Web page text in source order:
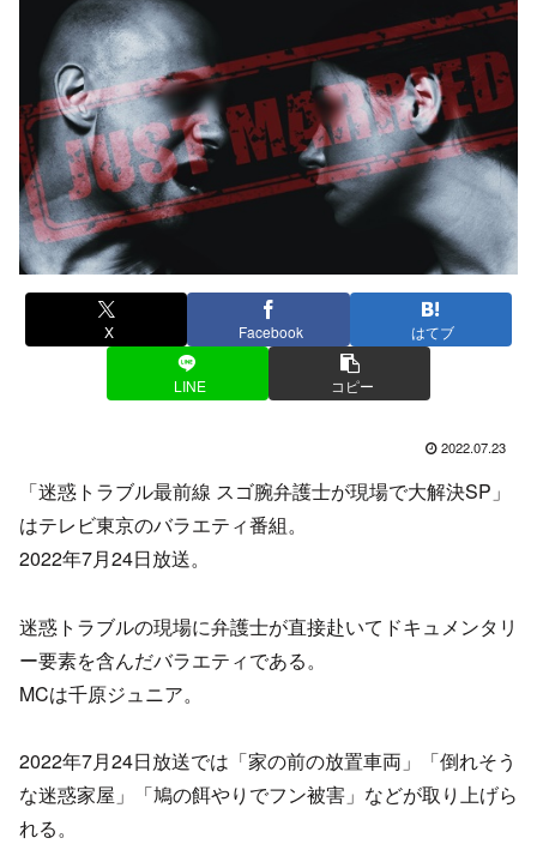
X Facebook はてブ
LINE コピー
2022.07.23
「迷惑トラブル最前線 スゴ腕弁護士が現場で大解決SP」
はテレビ東京のバラエティ番組。
2022年7月24日放送。
迷惑トラブルの現場に弁護士が直接赴いてドキュメンタリ
ー要素を含んだバラエティである。
MCは千原ジュニア。
2022年7月24日放送では「家の前の放置車両」「倒れそう
な迷惑家屋」「鳩の餌やりでフン被害」などが取り上げら
れる。